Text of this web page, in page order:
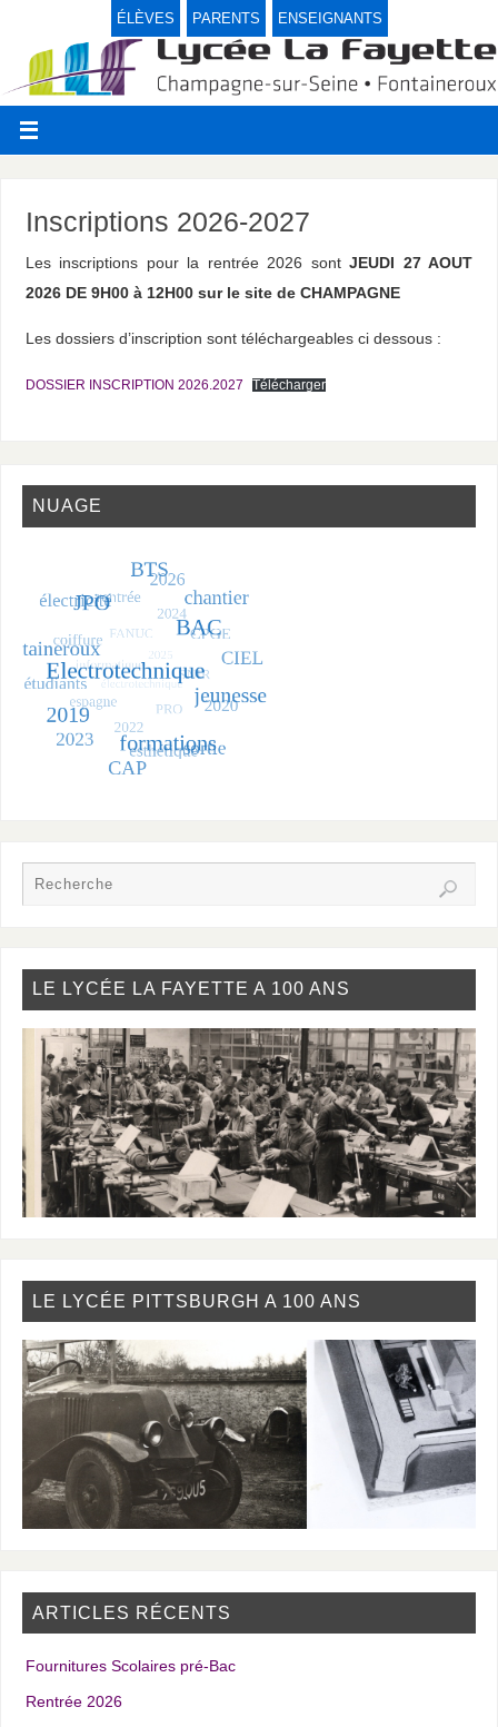
ÉLÈVES PARENTS ENSEIGNANTS
Inscriptions 2026-2027
Les inscriptions pour la rentrée 2026 sontJEUDI 27 AOUT
2026 DE 9H00 à 12H00 sur le site de CHAMPAGNE
Les dossiers d’inscription sont téléchargeables ci dessous :
DOSSIER INSCRIPTION 2026.2027 Télécharger
NUAGE
LE LYCÉE LA FAYETTE A 100 ANS
LE LYCÉE PITTSBURGH A 100 ANS
ARTICLES RÉCENTS
Fournitures Scolaires pré-Bac
Rentrée 2026